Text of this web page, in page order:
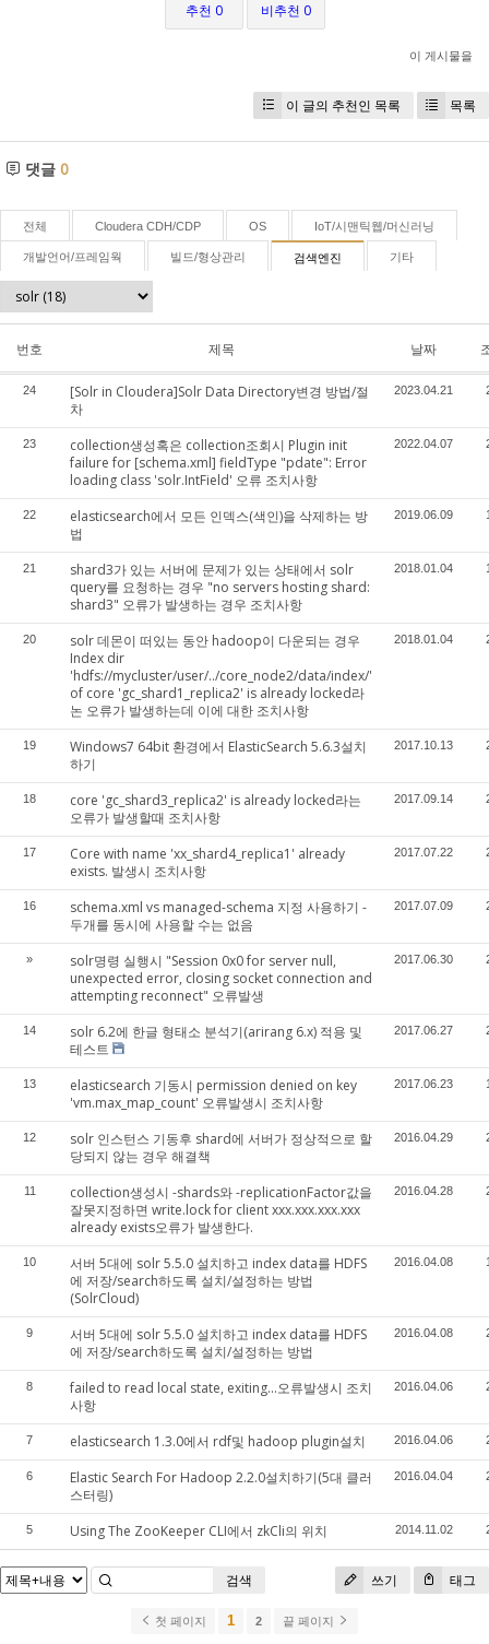
추천 0 비추천 0
이 게시물을
이 글의 추천인 목록 목록
댓글 0
전체 Cloudera CDH/CDP OS IoT/시맨틱웹/머신러닝
개발언어/프레임웍 빌드/형상관리 검색엔진 기타
번호 제목 날짜
24
[Solr in Cloudera]Solr Data Directory변경 방법/절
차
2023.04.21
23
collection생성혹은 collection조회시 Plugin init
failure for [schema.xml] fieldType "pdate": Error
loading class 'solr.IntField' 오류 조치사항
2022.04.07
22
elasticsearch에서 모든 인덱스(색인)을 삭제하는 방
법
2019.06.09
21
shard3가 있는 서버에 문제가 있는 상태에서 solr
query를 요청하는 경우 "no servers hosting shard:
shard3" 오류가 발생하는 경우 조치사항
2018.01.04
20
solr 데몬이 떠있는 동안 hadoop이 다운되는 경우
Index dir
'hdfs://mycluster/user/../core_node2/data/index/'
of core 'gc_shard1_replica2' is already locked라
논 오류가 발생하는데 이에 대한 조치사항
2018.01.04
19
Windows7 64bit 환경에서 ElasticSearch 5.6.3설치
하기
2017.10.13
18
core 'gc_shard3_replica2' is already locked라는
오류가 발생할때 조치사항
2017.09.14
17
Core with name 'xx_shard4_replica1' already
exists. 발생시 조치사항
2017.07.22
16
schema.xml vs managed-schema 지정 사용하기 -
두개를 동시에 사용할 수는 없음
2017.07.09
»
solr명령 실행시 "Session 0x0 for server null,
unexpected error, closing socket connection and
attempting reconnect" 오류발생
2017.06.30
14
solr 6.2에 한글 형태소 분석기(arirang 6.x) 적용 및
테스트
2017.06.27
13
elasticsearch 기동시 permission denied on key
'vm.max_map_count' 오류발생시 조치사항
2017.06.23
12
solr 인스턴스 기동후 shard에 서버가 정상적으로 할
당되지 않는 경우 해결책
2016.04.29
11
collection생성시 -shards와 -replicationFactor값을
잘못지정하면 write.lock for client xxx.xxx.xxx.xxx
already exists오류가 발생한다.
2016.04.28
10
서버 5대에 solr 5.5.0 설치하고 index data를 HDFS
에 저장/search하도록 설치/설정하는 방법
(SolrCloud)
2016.04.08
9
서버 5대에 solr 5.5.0 설치하고 index data를 HDFS
에 저장/search하도록 설치/설정하는 방법
2016.04.08
8
failed to read local state, exiting...오류발생시 조치
사항
2016.04.06
7 elasticsearch 1.3.0에서 rdf및 hadoop plugin설치 2016.04.06
6
Elastic Search For Hadoop 2.2.0설치하기(5대 클러
스터링)
2016.04.04
5 Using The ZooKeeper CLI에서 zkCli의 위치 2014.11.02
쓰기 태그
검색
첫 페이지 1 2 끝 페이지